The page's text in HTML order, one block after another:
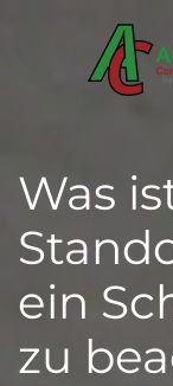
Zum
Was
ein
zu